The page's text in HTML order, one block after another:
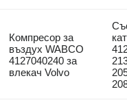
Компресор за
въздух WABCO
4127040240 за
влекач Volvo